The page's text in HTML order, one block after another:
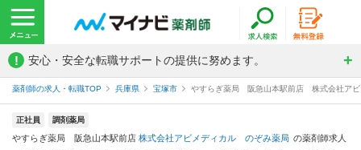
! 安心・安全な転職サポートの提供に努めます。
薬剤師の求人・転職TOP 兵庫県 宝塚市 やすらぎ薬局 阪急山本駅前店 株式会社ア
正社員 調剤薬局
やすらぎ薬局 阪急山本駅前店 株式会社アビメディカル のぞみ薬局 の薬剤師求人